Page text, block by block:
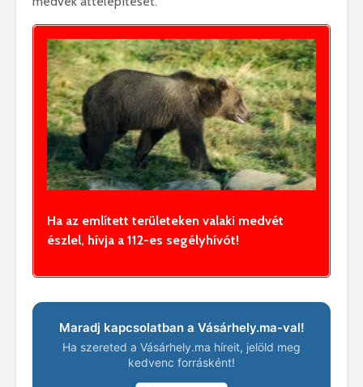
Ha az említett területeken valaki medvét
észlel, hívja a 112-es segélyhívót!
Maradj kapcsolatban a Vásárhely.ma-val!
Ha szereted a Vásárhely.ma híreit, jelöld meg
kedvenc forrásként!